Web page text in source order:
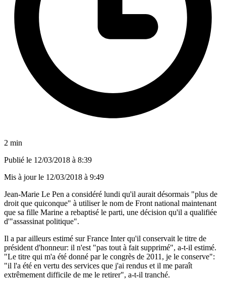
2 min
Publié le 12/03/2018 à 8:39
Mis à jour le 12/03/2018 à 9:49
Jean-Marie Le Pen a considéré lundi qu'il aurait désormais "plus de
droit que quiconque" à utiliser le nom de Front national maintenant
que sa fille Marine a rebaptisé le parti, une décision qu'il a qualifiée
d'"assassinat politique".
Il a par ailleurs estimé sur France Inter qu'il conservait le titre de
président d'honneur: il n'est "pas tout à fait supprimé", a-t-il estimé.
"Le titre qui m'a été donné par le congrès de 2011, je le conserve":
"il l'a été en vertu des services que j'ai rendus et il me paraît
extrêmement difficile de me le retirer", a-t-il tranché.